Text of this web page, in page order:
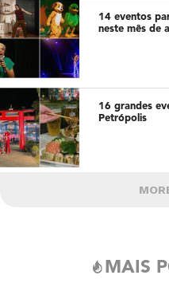
14 eventos
neste mês de
16 grandes
Petrópolis
MAIS